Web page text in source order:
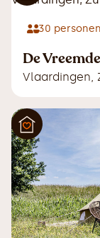
30 personen
De
Vlaardingen,